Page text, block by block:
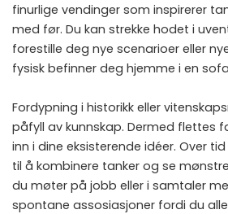
finurlige vendinger som inspirerer
med før. Du kan strekke hodet i
forestille deg nye scenarioer eller
fysisk befinner deg hjemme i en
Fordypning i historikk eller
påfyll av kunnskap. Dermed flettes
inn i dine eksisterende idéer. Over
til å kombinere tanker og se
du møter på jobb eller i samtaler
spontane assosiasjoner fordi du